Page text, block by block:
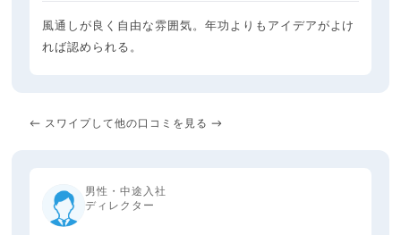
風通しが良く自由な雰囲気。年功よりもアイデアがよけ
れば認められる。
← スワイプして他の口コミを見る →
男性・中途入社
ディレクター